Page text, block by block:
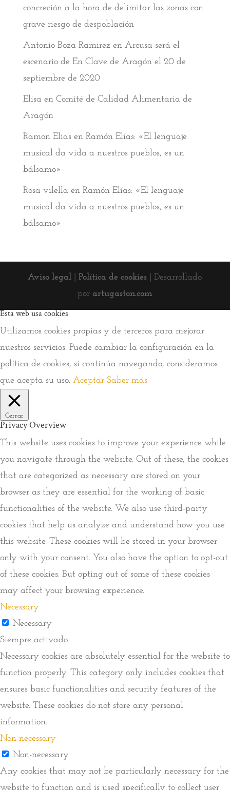
concreción a la hora de delimitar las zonas con
grave riesgo de despoblación
Antonio Boza Ramirez en Arcusa será el
escenario de En Clave de Aragón el 20 de
septiembre de 2020
Elisa en Comité de Calidad Alimentaria de
Aragón
Ramon Eliasen Ramón Elías: «El lenguaje
musical da vida a nuestros pueblos, es un
bálsamo»
Rosa vilella en Ramón Elías: «El lenguaje
musical da vida a nuestros pueblos, es un
bálsamo»
Aviso legal |Política de cookies | Desarrollado
por artugaston.com
Esta web usa cookies
Utilizamos cookies propias y de terceros para mejorar
nuestros servicios. Puede cambiar la configuración en la
política de cookies, si continúa navegando, consideramos
que acepta su uso. Aceptar Saber más
Cerrar
Privacy Overview
This website uses cookies to improve your experience while
you navigate through the website. Out of these, the cookies
that are categorized as necessary are stored on your
browser as they are essential for the working of basic
functionalities of the website. We also use third-party
cookies that help us analyze and understand how you use
this website. These cookies will be stored in your browser
only with your consent. You also have the option to opt-out
of these cookies. But opting out of some of these cookies
may affect your browsing experience.
Necessary
Necessary
Siempre activado
Necessary cookies are absolutely essential for the website to
function properly. This category only includes cookies that
ensures basic functionalities and security features of the
website. These cookies do not store any personal
information.
Non-necessary
Non-necessary
Any cookies that may not be particularly necessary for the
website to function and is used specifically to collect user